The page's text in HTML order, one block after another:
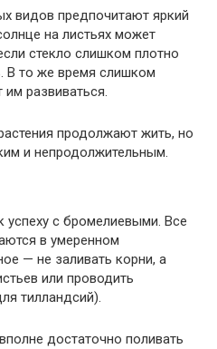
видов предпочитают яркий
на листьях может
стекло слишком плотно
В то же время слишком
развиваться.
продолжают жить, но
и непродолжительным.
с бромелиевыми. Все
в умеренном
— не заливать корни, а
или проводить
тилландсий).
достаточно поливать